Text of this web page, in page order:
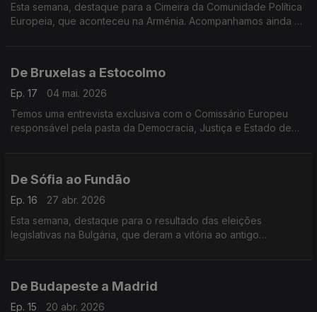
Esta semana, destaque para a Cimeira da Comunidade Política
Europeia, que aconteceu na Arménia. Acompanhamos ainda as
De Bruxelas a Estocolmo
Ep. 17
04 mai. 2026
Temos uma entrevista exclusiva com o Comissário Europeu
responsável pela pasta da Democracia, Justiça e Estado de
De Sófia ao Fundão
Ep. 16
27 abr. 2026
Esta semana, destaque para o resultado das eleições
legislativas na Bulgária, que deram a vitória ao antigo
De Budapeste a Madrid
Ep. 15
20 abr. 2026